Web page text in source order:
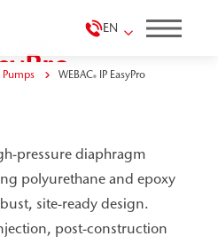
EN
WEBAC®IP EasyPro
pressure diaphragm
polyurethane and epoxy
site-ready design.
post-construction